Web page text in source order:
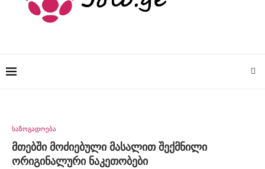
საზოგადოება
მთებში მოძიებული მასალით შექმნილი
ორიგინალური ნაკეთობები